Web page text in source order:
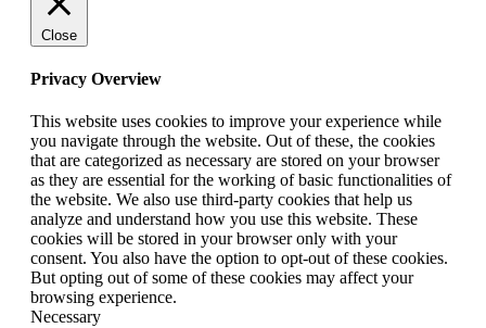
Close
Privacy Overview
This website uses cookies to improve your experience while
you navigate through the website. Out of these, the cookies
that are categorized as necessary are stored on your browser
as they are essential for the working of basic functionalities of
the website. We also use third-party cookies that help us
analyze and understand how you use this website. These
cookies will be stored in your browser only with your
consent. You also have the option to opt-out of these cookies.
But opting out of some of these cookies may affect your
browsing experience.
Necessary